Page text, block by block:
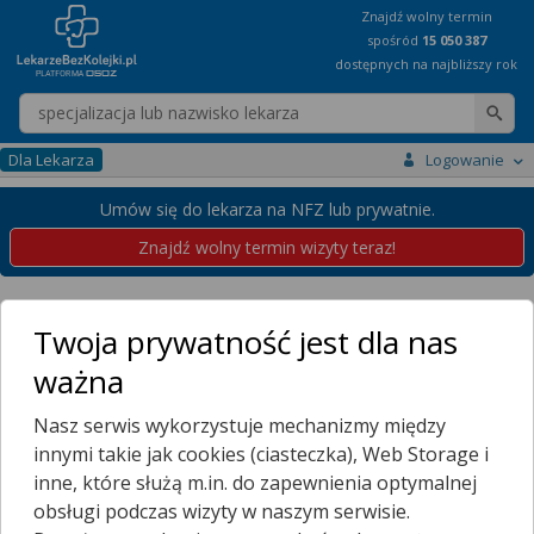
Znajdź wolny termin
spośród 15 050 387
dostępnych na najbliższy rok
Wpisz nazwę lekarza
Dla Lekarza Logowanie
Umów się do lekarza na NFZ lub prywatnie.
Znajdź wolny termin wizyty teraz!
Placówki
Przychodnie w Żukowie
Wybierz dzielnicę
DĘBNIAK
ŻUKOWO
Więcej Miejscowości...
W Żukowie nie znaleziono placówek udostępniających rejestrację
Twoja prywatność jest dla nas
ważna
Nasz serwis wykorzystuje mechanizmy między
innymi takie jak cookies (ciasteczka), Web Storage i
inne, które służą m.in. do zapewnienia optymalnej
obsługi podczas wizyty w naszym serwisie.